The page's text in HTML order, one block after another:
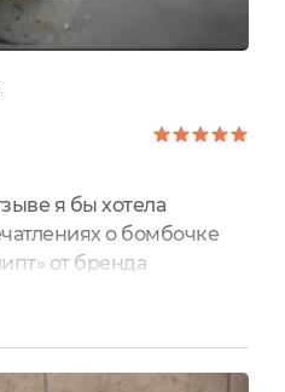
я бы хотела
о бомбочке
от бренда
веревочкой, на
мини-открытка с